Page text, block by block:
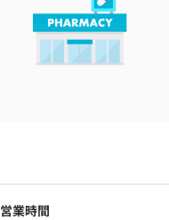
営業時間